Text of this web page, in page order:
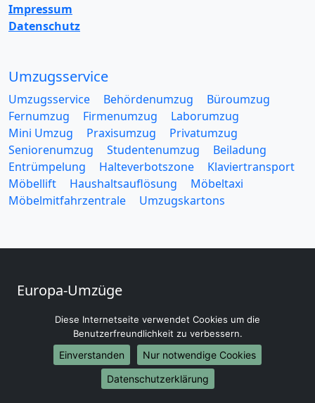
Impressum
Datenschutz
Umzugsservice
Umzugsservice Behördenumzug
Büroumzug
Fernumzug
Firmenumzug
Laborumzug
Mini Umzug
Praxisumzug
Privatumzug
Seniorenumzug
Studentenumzug
Beiladung
Entrümpelung
Halteverbotszone
Klaviertransport
Möbellift
Haushaltsauflösung
Möbeltaxi
Möbelmitfahrzentrale
Umzugskartons
Europa-Umzüge
Umzug von Villingen Schwenningen nach Belarus
Umzug von Villingen Schwenningen nach Belgien
Umzug von Villingen Schwenningen nach Bulgarien
Umzug von Villingen Schwenningen nach Dänemark
Umzug von Villingen Schwenningen nach England
Diese Internetseite verwendet Cookies um die
Benutzerfreundlichkeit zu verbessern.
Einverstanden
Nur notwendige Cookies
Datenschutzerklärung